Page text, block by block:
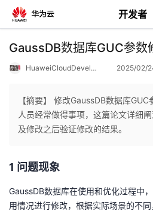
开发者
返
人
主
我
的
GaussDB数据库GUC参数
HuaweiCloudDeveloper 2025/02/
【摘要】 修改GaussDB数据库
人员经常做得事项，这篇论文详细
及修改之后验证修改的结果。
1 问题现象
GaussDB数据库在使用和优化过程中
用情况进行修改，根据实际场景的不同